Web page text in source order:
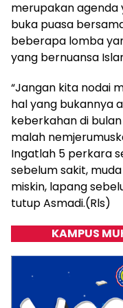
merupakan agenda
buka puasa
beberapa lomba
yang bernuansa
“Jangan kita nodai
hal yang bukannya
keberkahan di
malah
Ingatlah 5 perkara
sebelum sakit,
miskin, lapang
tutup Asmadi.(Rls)
KAMPUS